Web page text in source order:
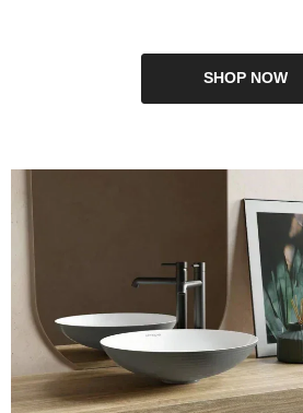
SHOP NOW